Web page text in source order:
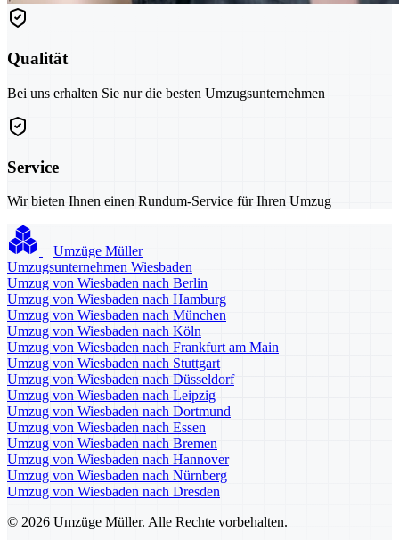
Qualität
Bei uns erhalten Sie nur die besten Umzugsunternehmen
Service
Wir bieten Ihnen einen Rundum-Service für Ihren Umzug
Umzüge Müller
Umzugsunternehmen Wiesbaden
Umzug von Wiesbaden nach Berlin
Umzug von Wiesbaden nach Hamburg
Umzug von Wiesbaden nach München
Umzug von Wiesbaden nach Köln
Umzug von Wiesbaden nach Frankfurt am Main
Umzug von Wiesbaden nach Stuttgart
Umzug von Wiesbaden nach Düsseldorf
Umzug von Wiesbaden nach Leipzig
Umzug von Wiesbaden nach Dortmund
Umzug von Wiesbaden nach Essen
Umzug von Wiesbaden nach Bremen
Umzug von Wiesbaden nach Hannover
Umzug von Wiesbaden nach Nürnberg
Umzug von Wiesbaden nach Dresden
© 2026 Umzüge Müller. Alle Rechte vorbehalten.